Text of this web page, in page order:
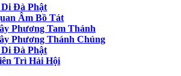
Đà Phật
Âm Bồ Tát
Phương Tam Thánh
Phương Thánh Chúng
Đà Phật
Trì Hải Hội